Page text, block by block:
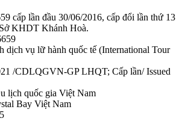
cấp lần đầu 30/06/2016, cấp đổi lần thứ 13
KHDT Khánh Hoà.
dịch vụ lữ hành quốc tế (International Tour
/CDLQGVN-GP LHQT; Cấp lần/ Issued
lịch quốc gia Việt Nam
Bay Việt Nam